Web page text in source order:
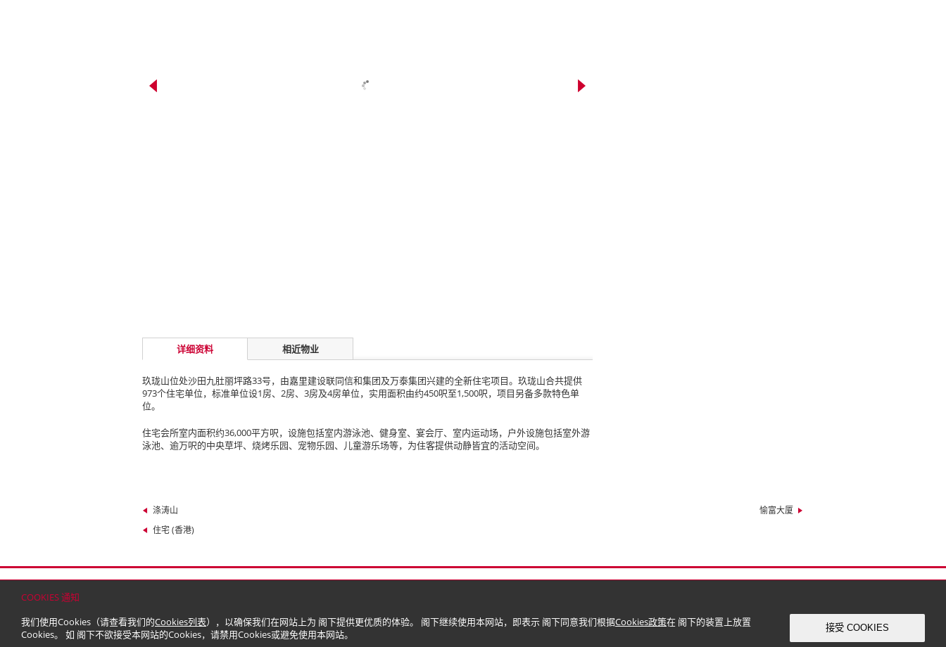
COOKIES 通知
我们使用Cookies（请查看我们的Cookies列表），以确保我们在网站上为 阁下提供更优质的体验。 阁下继续使用本网站，即表示 阁下同意我们根据Cookies政策在 阁下的装置上放置
Cookies。 如 阁下不欲接受本网站的Cookies，请禁用Cookies或避免使用本网站。
接受 COOKIES
详细资料 相近物业
玖珑山位处沙田九肚丽坪路33号，由嘉里建设联同信和集团及万泰集团兴建的全新住宅项目。玖珑山合共提供
973个住宅单位，标准单位设1房、2房、3房及4房单位，实用面积由约450呎至1,500呎，项目另备多款特色单
位。
住宅会所室内面积约36,000平方呎，设施包括室内游泳池、健身室、宴会厅、室内运动场，户外设施包括室外游
泳池、逾万呎的中央草坪、烧烤乐园、宠物乐园、儿童游乐场等，为住客提供动静皆宜的活动空间。
涤涛山
愉富大厦
住宅 (香港)